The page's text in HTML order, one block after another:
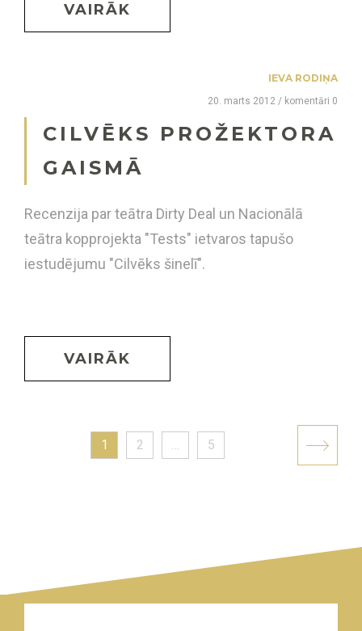
VAIRĀK
IEVA RODIŅA
20. marts 2012 / komentāri 0
CILVĒKS PROŽEKTORA
GAISMĀ
Recenzija par teātra Dirty Deal un Nacionālā
teātra kopprojekta "Tests" ietvaros tapušo
iestudējumu "Cilvēks šinelī".
VAIRĀK
1 2 … 5